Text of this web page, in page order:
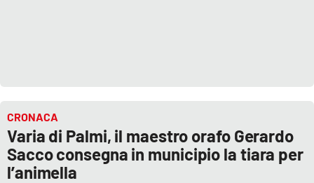
CRONACA
Varia di Palmi, il maestro orafo Gerardo
Sacco consegna in municipio la tiara per
l’animella